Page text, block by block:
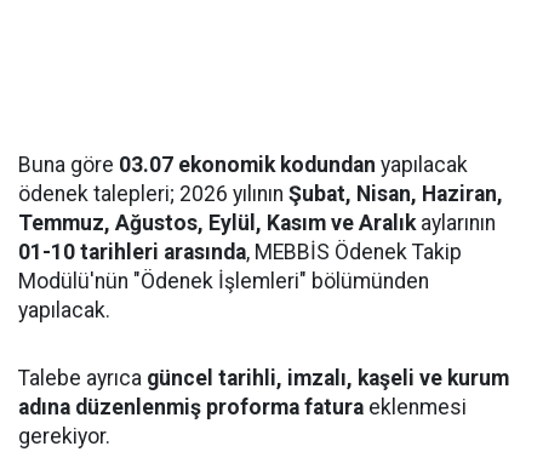
Buna göre 03.07 ekonomik kodundan yapılacak
ödenek talepleri; 2026 yılının Şubat, Nisan, Haziran,
Temmuz, Ağustos, Eylül, Kasım ve Aralıkaylarının
01-10 tarihleri arasında, MEBBİS Ödenek Takip
Modülü'nün "Ödenek İşlemleri" bölümünden
yapılacak.
Talebe ayrıca güncel tarihli, imzalı, kaşeli ve kurum
adına düzenlenmiş proforma fatura eklenmesi
gerekiyor.